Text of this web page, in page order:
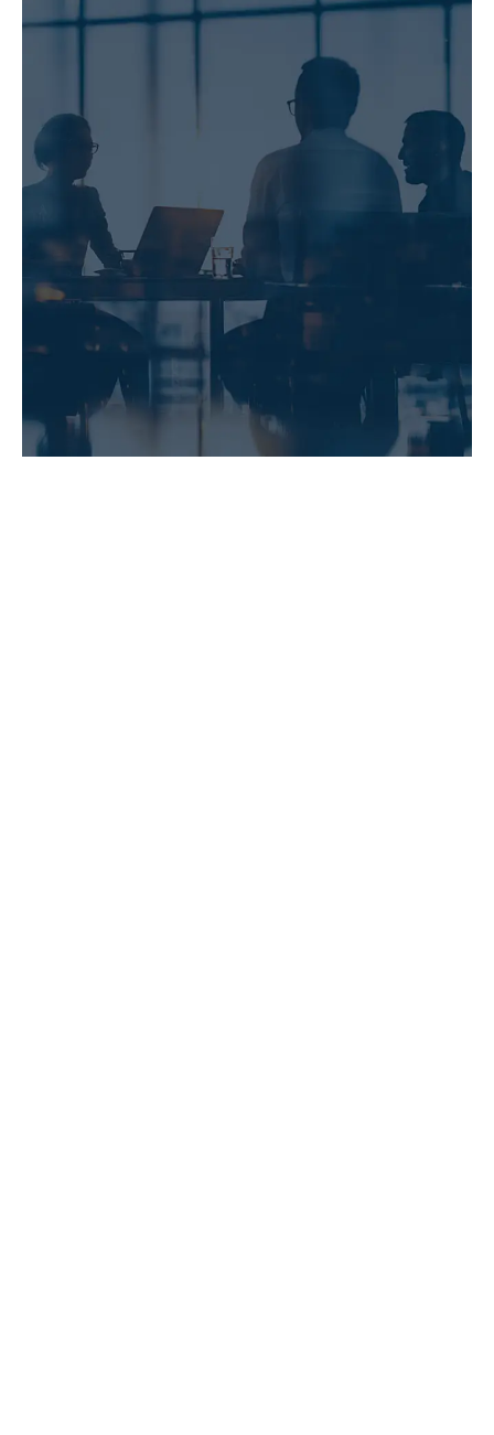
PARTNERSCHAFTSMODELLE
MEHR ERFAHREN